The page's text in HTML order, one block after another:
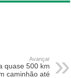
Avançar
quase 500 km
caminhão até